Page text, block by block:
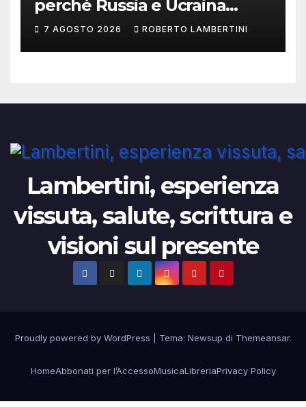
perché Russia e Ucraina
potrebbero restare in
conflitto per quarant’anni
7 AGOSTO 2026 ROBERTO LAMBERTINI
Lambertini, esperienza
vissuta, salute, scrittura e
visioni sul presente
Proudly powered by WordPress Tema: Newsup di Themeansar.
HomeAbbonati per l’AccessoMusicaLibreriaPrivacy Policy